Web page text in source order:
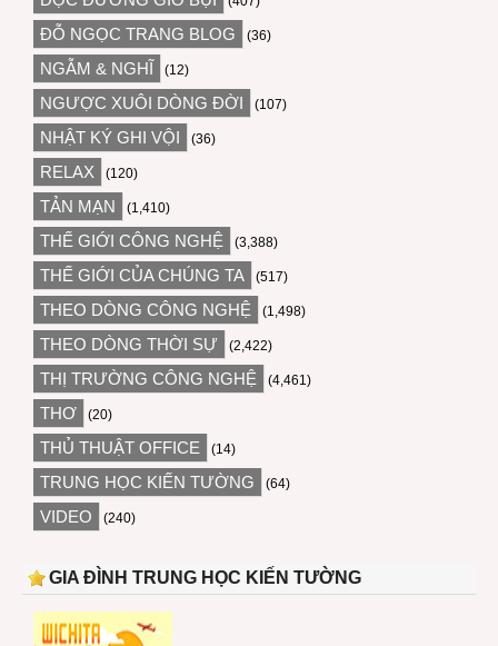
ĐỖ NGỌC TRANG BLOG (36)
NGẪM & NGHĨ (12)
NGƯỢC XUÔI DÒNG ĐỜI (107)
NHẬT KÝ GHI VỘI (36)
RELAX (120)
TẢN MẠN (1,410)
THẾ GIỚI CÔNG NGHỆ (3,388)
THẾ GIỚI CỦA CHÚNG TA (517)
THEO DÒNG CÔNG NGHỆ (1,498)
THEO DÒNG THỜI SỰ (2,422)
THỊ TRƯỜNG CÔNG NGHỆ (4,461)
THƠ (20)
THỦ THUẬT OFFICE (14)
TRUNG HỌC KIẾN TƯỜNG (64)
VIDEO (240)
GIA ĐÌNH TRUNG HỌC KIẾN TƯỜNG